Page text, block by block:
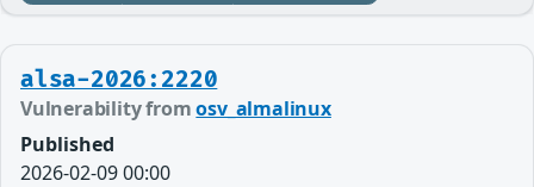
alsa-2026:2220
Vulnerability fromosv_almalinux
Published
2026-02-09 00:00